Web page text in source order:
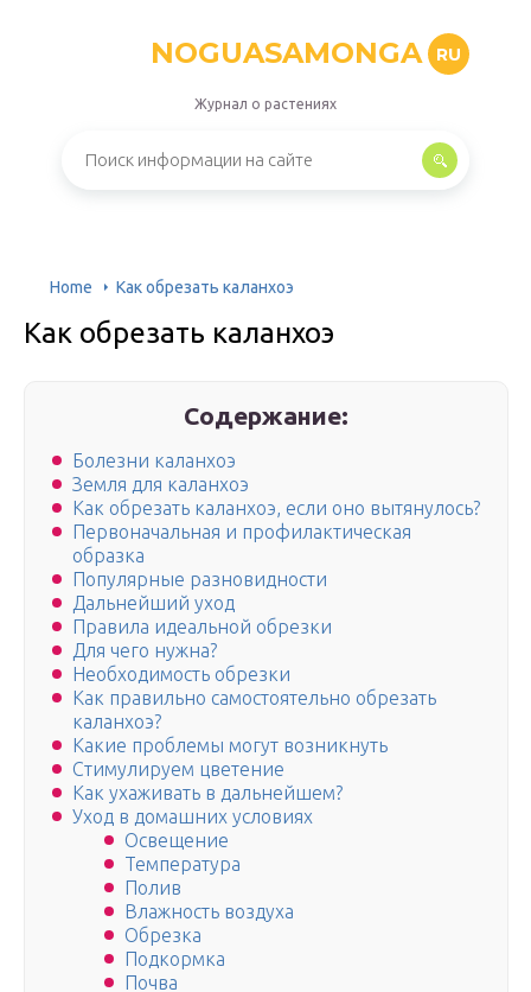
NOGUASAMONGA RU
Журнал о растениях
Home Как обрезать каланхоэ
Как обрезать каланхоэ
Содержание:
Болезни каланхоэ
Земля для каланхоэ
Как обрезать каланхоэ, если оно вытянулось?
Первоначальная и профилактическая
образка
Популярные разновидности
Дальнейший уход
Правила идеальной обрезки
Для чего нужна?
Необходимость обрезки
Как правильно самостоятельно обрезать
каланхоэ?
Какие проблемы могут возникнуть
Стимулируем цветение
Как ухаживать в дальнейшем?
Уход в домашних условиях
Освещение
Температура
Полив
Влажность воздуха
Обрезка
Подкормка
Почва